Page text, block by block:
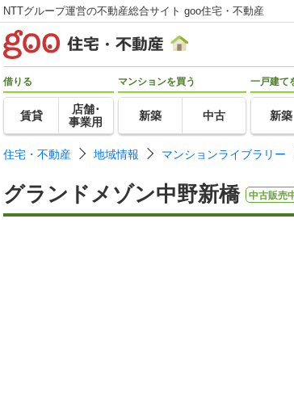
NTTグループ運営の不動産総合サイト goo住宅・不動産
借りる
賃貸
店舗･
事業用
マンションを買う
新築 中古
一戸建て
新築
住宅・不動産 地域情報 マンションライブラリー
グランドメゾン中野新橋 中古販売